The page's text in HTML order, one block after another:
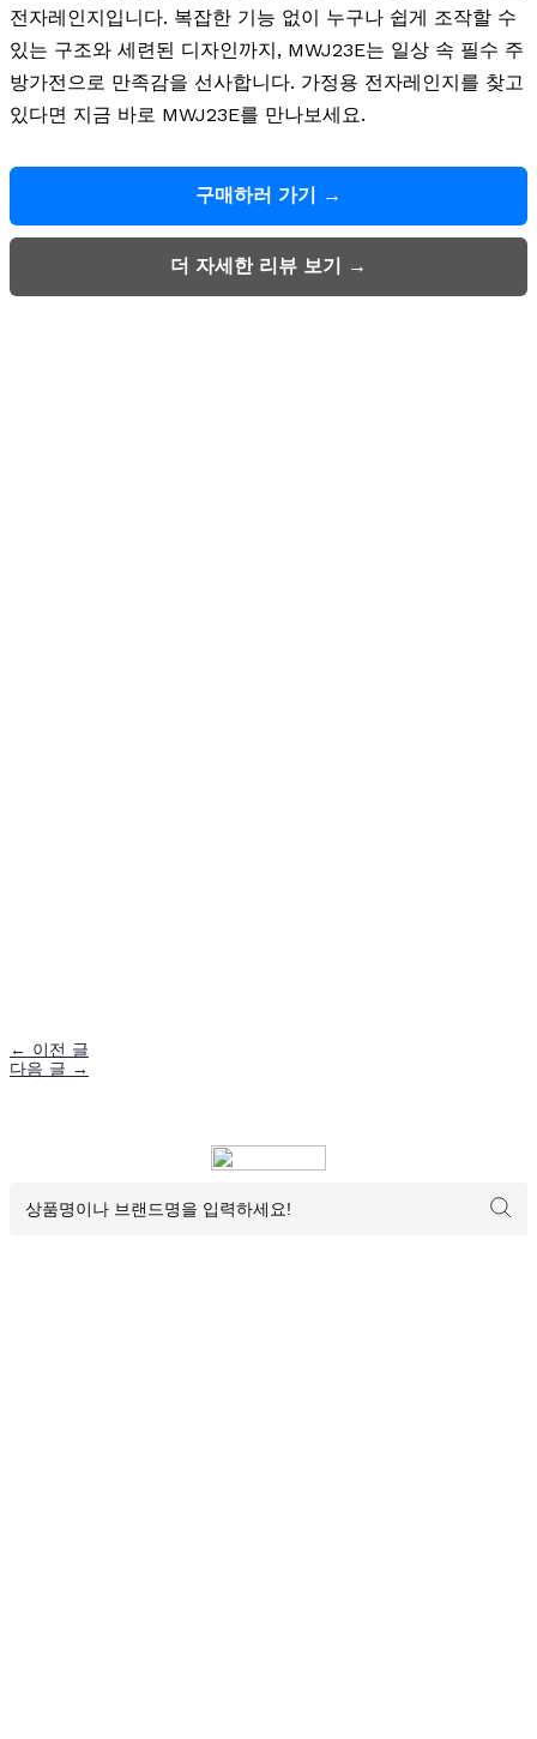
전자레인지입니다. 복잡한 기능 없이 누구나 쉽게 조작할 수
있는 구조와 세련된 디자인까지, MWJ23E는 일상 속 필수 주
방가전으로 만족감을 선사합니다. 가정용 전자레인지를 찾고
있다면 지금 바로 MWJ23E를 만나보세요.
구매하러 가기 →
더 자세한 리뷰 보기 →
← 이전 글
다음 글 →